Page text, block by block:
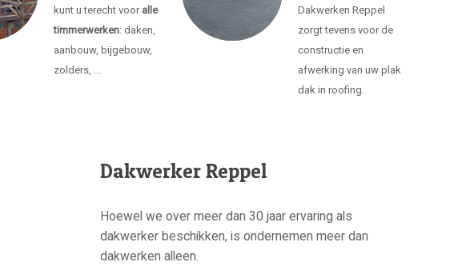
kunt u terecht voor alle
timmerwerken: daken,
aanbouw, bijgebouw,
zolders, ...
Dakwerken Reppel
zorgt tevens voor de
constructie en
afwerking van uw plak
dak in roofing.
Dakwerker Reppel
Hoewel we over meer dan 30 jaar ervaring als
dakwerker beschikken, is ondernemen meer dan
dakwerken alleen.